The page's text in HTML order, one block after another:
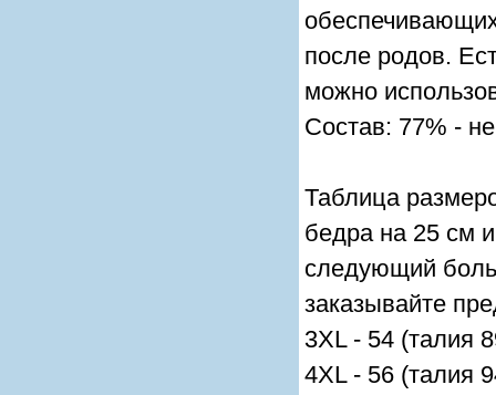
после родов.
можно
Состав: 77% -
Таблица
бедра на 25 см
следующий
заказывайте
3XL - 54 (талия
4XL - 56 (талия